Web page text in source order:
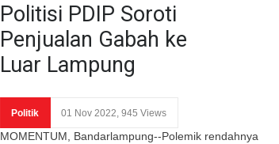
Politisi PDIP Soroti
Penjualan Gabah ke
Luar Lampung
Politik 01 Nov 2022, 945 Views
MOMENTUM, Bandarlampung--Polemik rendahnya